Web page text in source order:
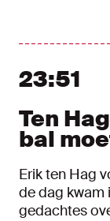
23:51
Ten
bal
Erik ten Hag
de dag kwam
gedachtes